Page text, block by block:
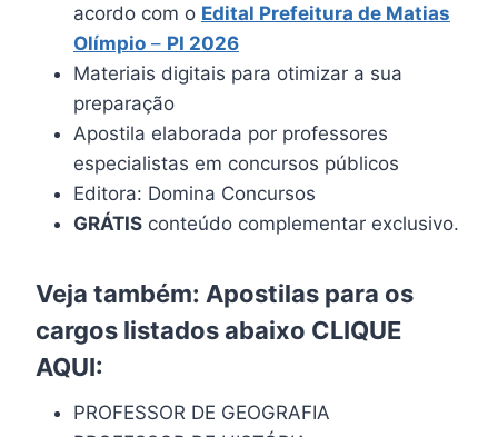
acordo com o Edital Prefeitura de Matias
Olímpio – PI 2026
Materiais digitais para otimizar a sua
preparação
Apostila elaborada por professores
especialistas em concursos públicos
Editora: Domina Concursos
GRÁTIS conteúdo complementar exclusivo.
Veja também: Apostilas para os
cargos listados abaixo CLIQUE
AQUI:
PROFESSOR DE GEOGRAFIA